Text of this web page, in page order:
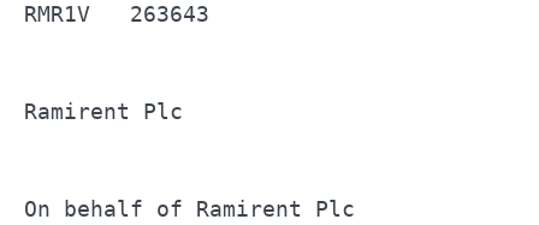
RMR1V	263643
Ramirent Plc
On behalf of Ramirent Plc